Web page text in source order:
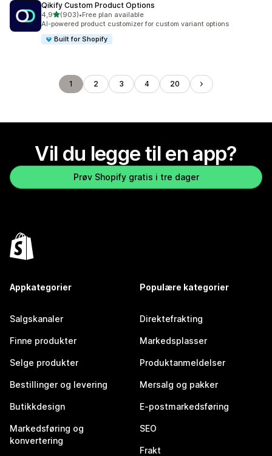
Qikify Custom Product Options
4,9av 5 stjerner
(903)
Totalt 903 omtaler
•Free plan available
AI-powered product customizer for custom variant options
Built for Shopify
1 2 3 4 20
Vil du legge til en app?
Prøv Shopify gratis i tre dager
Appkategorier
Salgskanaler
Finne produkter
Selge produkter
Bestillinger og levering
Butikkdesign
Markedsføring og
konvertering
Populære kategorier
Direktefrakting
Markedsplasser
Produktanmeldelser
Mersalg og pakker
E-postmarkedsføring
SEO
Frakt